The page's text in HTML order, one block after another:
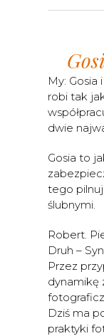
My:
robi tak
dwie
Gosia to
tego
ślubnymi.
Robert.
Druh –
Przez
dynamikę
Dziś ma
praktyki